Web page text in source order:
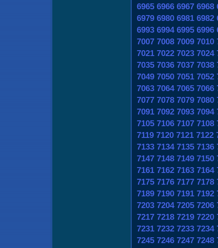
6965 6966 6967 6968
6979 6980 6981 6982
6993 6994 6995 6996
7007 7008 7009 7010
7021 7022 7023 7024
7035 7036 7037 7038
7049 7050 7051 7052
7063 7064 7065 7066
7077 7078 7079 7080
7091 7092 7093 7094
7105 7106 7107 7108
7119 7120 7121 7122
7133 7134 7135 7136
7147 7148 7149 7150
7161 7162 7163 7164
7175 7176 7177 7178
7189 7190 7191 7192
7203 7204 7205 7206
7217 7218 7219 7220
7231 7232 7233 7234
7245 7246 7247 7248